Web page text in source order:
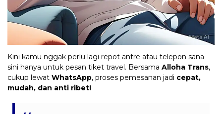
Kini kamu nggak perlu lagi repot antre atau telepon sana-
sini hanya untuk pesan tiket travel. Bersama Alloha Trans,
cukup lewat WhatsApp, proses pemesanan jadi cepat,
mudah, dan anti ribet!